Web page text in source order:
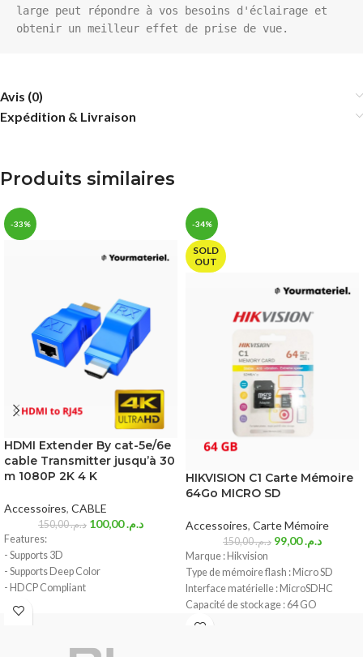
large peut répondre à vos besoins d'éclairage et
obtenir un meilleur effet de prise de vue.
Avis (0)
Expédition & Livraison
Produits similaires
-33%
HDMI Extender By cat-5e/6e
cable Transmitter jusqu’à 30
m 1080P 2K 4 K
Accessoires, CABLE
د.م.150,00 د.م.100,00
Features:
- Supports 3D
- Supports Deep Color
- HDCP Compliant
- No power supply is needed
-34%
SOLD
OUT
HIKVISION C1 Carte Mémoire
64Go MICRO SD
Accessoires, Carte Mémoire
د.م.150,00 د.م.99,00
Marque : Hikvision
Type de mémoire flash : Micro SD
Interface matérielle : MicroSDHC
Capacité de stockage : 64 GO